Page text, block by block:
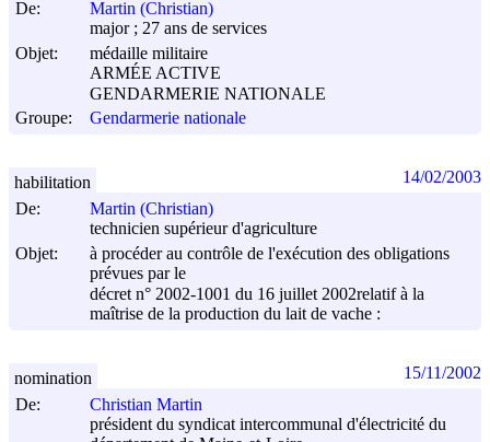
De:
Martin (Christian)
major ; 27 ans de services
Objet:
médaille militaire
ARMÉE ACTIVE
GENDARMERIE NATIONALE
Groupe:
Gendarmerie nationale
De:
Martin (Christian)
technicien supérieur d'agriculture
Objet:
à procéder au contrôle de l'exécution des obligations
prévues par le
décret n° 2002-1001 du 16 juillet 2002relatif à la
maîtrise de la production du lait de vache :
habilitation 14/02/2003
De:
Christian Martin
président du syndicat intercommunal d'électricité du
nomination 15/11/2002